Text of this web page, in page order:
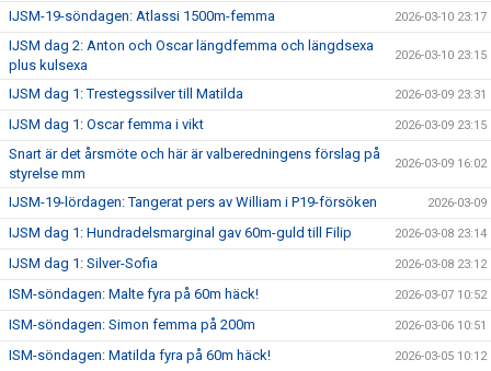
IJSM-19-söndagen: Atlassi 1500m-femma 2026-03-10 23:17
IJSM dag 2: Anton och Oscar längdfemma och längdsexa
plus kulsexa
2026-03-10 23:15
IJSM dag 1: Trestegssilver till Matilda 2026-03-09 23:31
IJSM dag 1: Oscar femma i vikt 2026-03-09 23:15
Snart är det årsmöte och här är valberedningens förslag på
styrelse mm
2026-03-09 16:02
IJSM-19-lördagen: Tangerat pers av William i P19-försöken 2026-03-09
IJSM dag 1: Hundradelsmarginal gav 60m-guld till Filip 2026-03-08 23:14
IJSM dag 1: Silver-Sofia 2026-03-08 23:12
ISM-söndagen: Malte fyra på 60m häck! 2026-03-07 10:52
ISM-söndagen: Simon femma på 200m 2026-03-06 10:51
ISM-söndagen: Matilda fyra på 60m häck! 2026-03-05 10:12